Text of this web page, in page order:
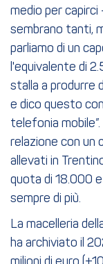
medio per
sembrano tanti,
parliamo di un
l'equivalente di
stalla a produrre
e dico questo
telefonia
relazione con un
allevati in
quota di 18.000
sempre di più.
La macelleria
ha archiviato il